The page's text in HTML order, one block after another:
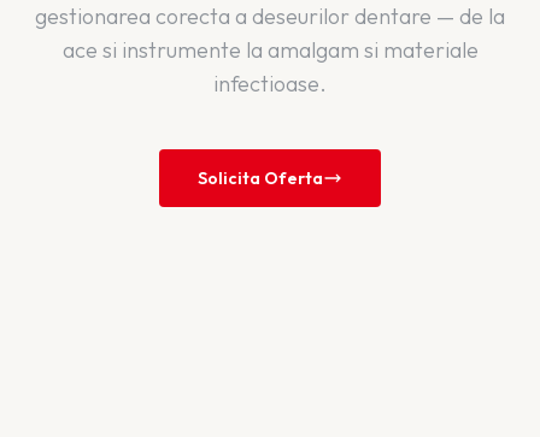
gestionarea corecta a deseurilor dentare — de la
ace si instrumente la amalgam si materiale
infectioase.
Solicita Oferta